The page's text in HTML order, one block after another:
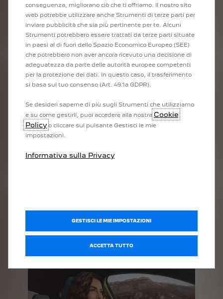
esperienza ed ero molto ansiosa di guidare. I primi momenti
sono stati spaventosi, ma giorno dopo giorno sono diventata
un'ottima pilota. E vorrei ringraziare Peugeot per avermi dato la
forza di mettermi in viaggio."
UN'AGENDA FITTA DI
IMPEGNI
Dopo il suo ruolo nella serie TV Üç Kurus nel 2022, Nesrin
Cavadzade tornerà presto sul set per un progetto con Ay Yapim,
anche in programma di lavorare presto a livello internazionale.
conseguenza, migliorano ciò che ti offriamo. Il nostro sito
web potrebbe utilizzare anche Strumenti di terze parti per
inviare pubblicità che sia più pertinente per te. Alcuni
Strumenti potrebbero essere trattati da terze parti situate
in paesi al di fuori dello Spazio Economico Europeo (SEE)
che potrebbero non aver ancora ricevuto una decisione di
adeguatezza da parte delle autorità europee competenti
per la protezione dei dati. In questo caso, il trasferimento
si basa sul tuo consenso (Art. 49.1a GDPR).
Se desideri saperne di più sugli Strumenti che utilizziamo
e su come gestirli, puoi accedere alla nostra Cookie
Policy o cliccare sul pulsante Gestisci le mie
impostazioni.
Informativa sulla Privacy
GESTISCI LE MIE IMPOSTAZIONI
ACCETTA TUTTO